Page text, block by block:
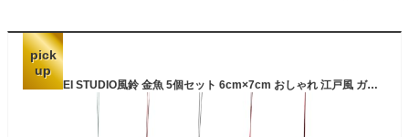
pick
up
KOUGEI STUDIO風鈴 金魚 5個セット 6cm×7cm おしゃれ 江戸風 ガラス調 夏のギフト 平安祈願 邪気払い インテリア装飾